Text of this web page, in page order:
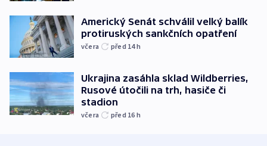
Americký Senát schválil velký balík
protiruských sankčních opatření
včera před 14h
Ukrajina zasáhla sklad Wildberries,
Rusové útočili na trh, hasiče či
stadion
včera před 16 h